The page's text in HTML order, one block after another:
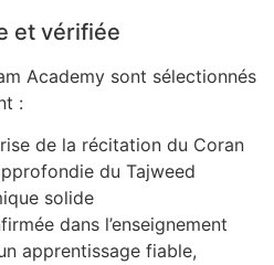
et vérifiée
Academy sont sélectionnés
:
de la récitation du Coran
du Tajweed
solide
dans l’enseignement
apprentissage fiable,